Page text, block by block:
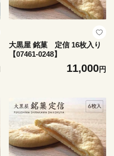
大黒屋 銘菓 定信 16枚入り
【07461-0248】
11,000円